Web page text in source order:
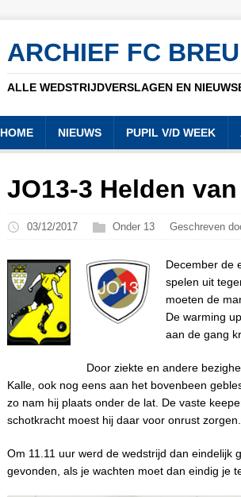
ARCHIEF FC
ALLE WEDSTRIJDVERSLAGEN EN
HOME NIEUWS PUPIL V/D WEEK
JO13-3 Helden
03/12/2017 Onder 13 Geschreven
December de
spelen uit
moeten de
De warming
aan de gang
Door ziekte en andere
Kalle, ook nog eens aan het bovenbeen
zo nam hij plaats onder de lat. De vaste
schotkracht moest hij daar voor onrust zorgen.
Om 11.11 uur werd de wedstrijd dan
gevonden, als je wachten moet dan eindig je